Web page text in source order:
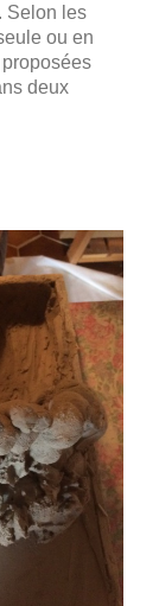
. Selon les
ou en
deux